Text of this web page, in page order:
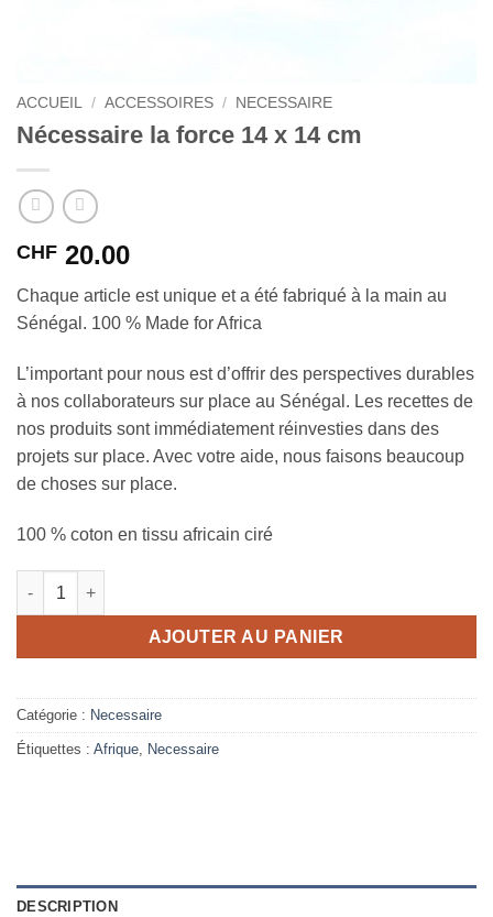
ACCUEIL / ACCESSOIRES / NECESSAIRE
Nécessaire la force 14 x 14 cm
CHF 20.00
Chaque article est unique et a été fabriqué à la main au
Sénégal. 100 % Made for Africa
L’important pour nous est d’offrir des perspectives durables
à nos collaborateurs sur place au Sénégal. Les recettes de
nos produits sont immédiatement réinvesties dans des
projets sur place. Avec votre aide, nous faisons beaucoup
de choses sur place.
100 % coton en tissu africain ciré
quantité de Nécessaire la force 14 x 14 cm
AJOUTER AU PANIER
Catégorie : Necessaire
Étiquettes : Afrique, Necessaire
DESCRIPTION